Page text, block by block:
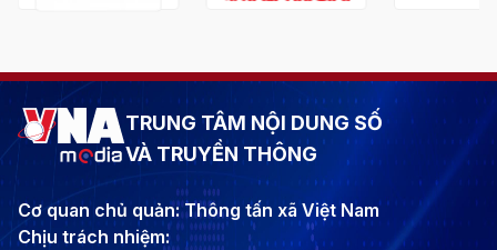
TRUNG TÂM NỘI DUNG SỐ
VÀ TRUYỀN THÔNG
Cơ quan chủ quản: Thông tấn xã Việt Nam
Chịu trách nhiệm: